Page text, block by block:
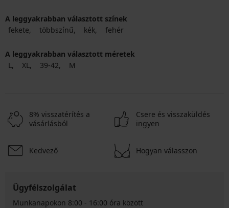
A leggyakrabban választott színek
fekete
többszínű kék fehér
A leggyakrabban választott méretek
L
XL 39-42 M
8% visszatérítés a
vásárlásból
Csere és visszaküldés
ingyen
Kedvező Hogyan válasszon
Ügyfélszolgálat
Munkanapokon 8:00 - 16:00 óra között